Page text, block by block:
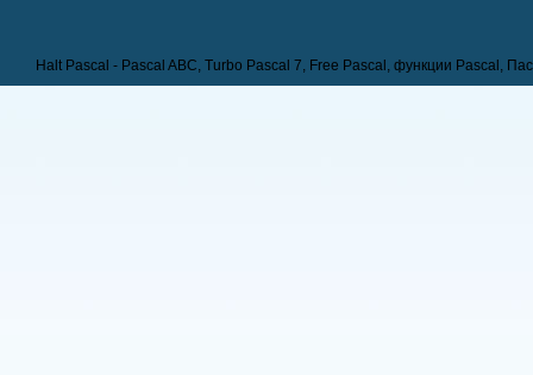
Halt Pascal - Pascal ABC, Turbo Pascal 7, Free Pascal, функции Pascal,